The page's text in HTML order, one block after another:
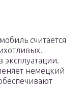
считается
немецкий